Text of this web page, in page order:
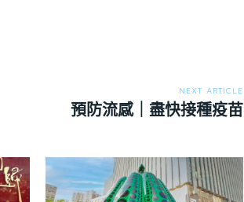
NEXT ARTICLE
預防流感｜盡快接種疫苗